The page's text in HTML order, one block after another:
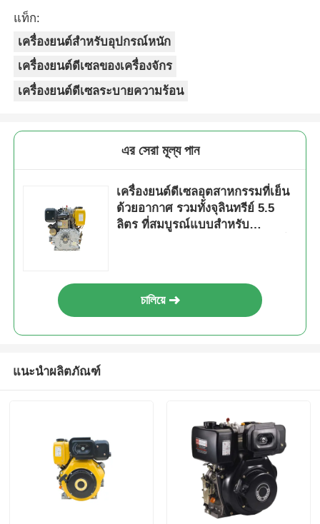
แท็ก:
เครื่องยนต์สำหรับอุปกรณ์หนัก
เครื่องยนต์ดีเซลของเครื่องจักร
เครื่องยนต์ดีเซลระบายความร้อน
এর সেরা মূল্য পান
เครื่องยนต์ดีเซลอุตสาหกรรมที่เย็น
ด้วยอากาศ รวมทั้งจุลินทรีย์ 5.5
ลิตร ที่สมบูรณ์แบบสําหรับ
চালিয়ে
แนะนำผลิตภัณฑ์